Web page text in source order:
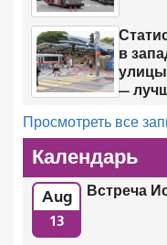
в
улицы
—
Просмотреть все
Календарь
Aug
13
Встреча